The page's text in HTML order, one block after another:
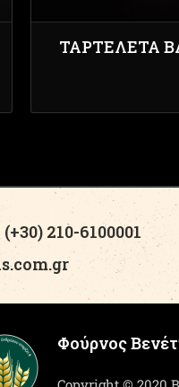
ΤΑΡΤΕΛΕΤΑ
210-6100001
Φούρνος